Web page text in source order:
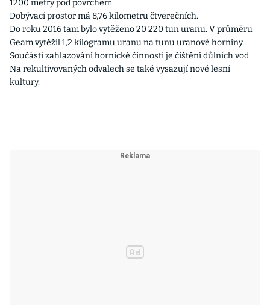
1200 metry pod povrchem.
Dobývací prostor má 8,76 kilometru čtverečních.
Do roku 2016 tam bylo vytěženo 20 220 tun uranu. V průměru
Geam vytěžil 1,2 kilogramu uranu na tunu uranové horniny.
Součástí zahlazování hornické činnosti je čištění důlních vod.
Na rekultivovaných odvalech se také vysazují nové lesní
kultury.